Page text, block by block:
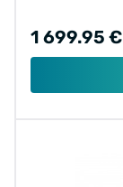
1 699.95 €